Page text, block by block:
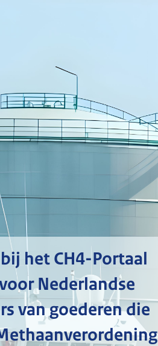
het CH4-Portaal
Nederlandse
van goederen die